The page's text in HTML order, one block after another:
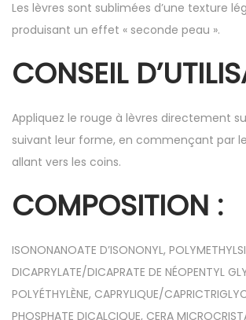
Les lèvres sont sublimées d’une texture
produisant un effet « seconde peau ».
CONSEIL
Appliquez le rouge à lèvres directement
suivant leur forme, en commençant par
allant vers les coins.
COMPOSITION :
ISONONANOATE D’ISONONYL,
DICAPRYLATE/DICAPRATE DE NÉOPENTYL
POLYÉTHYLÈNE, CAPRYLIQUE/
PHOSPHATE DICALCIQUE, CERA